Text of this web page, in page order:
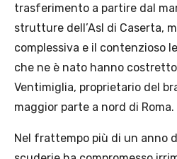
trasferimento a partire dal
strutture dell’Asl di Caserta,
complessiva e il contenzioso
che ne è nato hanno
Ventimiglia, proprietario del
maggior parte a nord di Roma.
Nel frattempo più di un anno